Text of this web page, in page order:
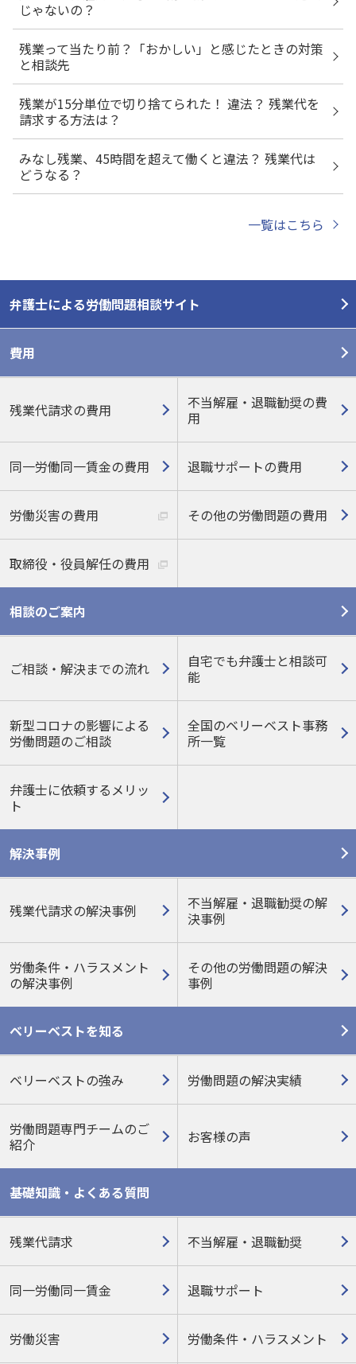
じゃないの？
残業って当たり前？「おかしい」と感じたときの対策
と相談先
残業が15分単位で切り捨てられた！ 違法？ 残業代を
請求する方法は？
みなし残業、45時間を超えて働くと違法？ 残業代は
どうなる？
一覧はこちら
弁護士による労働問題相談サイト
費用
残業代請求の費用
不当解雇・退職勧奨の費
用
同一労働同一賃金の費用 退職サポートの費用
労働災害の費用 その他の労働問題の費用
取締役・役員解任の費用
相談のご案内
ご相談・解決までの流れ
自宅でも弁護士と相談可
能
新型コロナの影響による
労働問題のご相談
全国のベリーベスト事務
所一覧
弁護士に依頼するメリッ
ト
解決事例
残業代請求の解決事例
不当解雇・退職勧奨の解
決事例
労働条件・ハラスメント
の解決事例
その他の労働問題の解決
事例
ベリーベストを知る
ベリーベストの強み 労働問題の解決実績
労働問題専門チームのご
紹介
お客様の声
基礎知識・よくある質問
残業代請求 不当解雇・退職勧奨
同一労働同一賃金 退職サポート
労働災害 労働条件・ハラスメント